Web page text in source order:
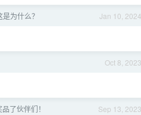
Jan 10, 2024
为什么？
Oct 8, 2023
Sep 13, 2023
了伙伴们！